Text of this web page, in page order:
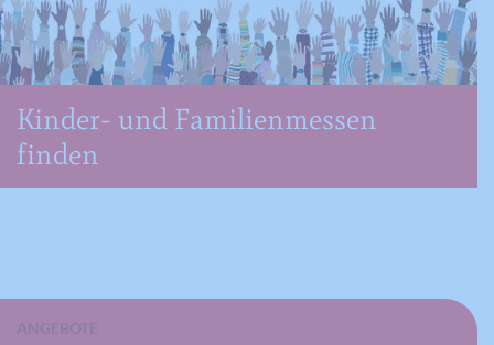
Kinder- und Familienmessen
finden
ANGEBOTE